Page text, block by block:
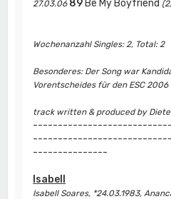
27.03.06 89 Be My Boyfriend
Wochenanzahl Singles: 2, Total: 2
Besonderes: Der Song war
Vorentscheides für den ESC
track written & produced by
---------------
Isabell
Isabell Soares, *24.03.1983,